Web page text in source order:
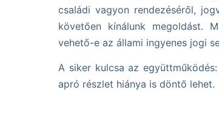
családi vagyon rendezéséről,
követően kínálunk megoldást.
vehető-e az állami ingyenes jogi
A siker kulcsa az
apró részlet hiánya is döntő lehet.